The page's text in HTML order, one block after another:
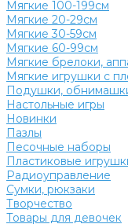
Мягкие 100-199см
Мягкие 20-29см
Мягкие 30-59см
Мягкие 60-99см
Мягкие брелоки,
Мягкие игрушки с
Подушки,
Настольные игры
Новинки
Пазлы
Песочные наборы
Пластиковые
Радиоуправление
Сумки, рюкзаки
Творчество
Товары для девочек